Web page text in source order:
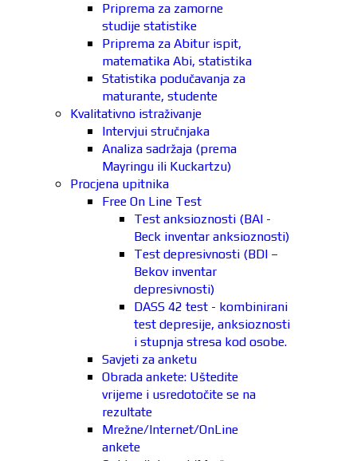
Priprema za zamorne
studije statistike
Priprema za Abitur ispit,
matematika Abi, statistika
Statistika podučavanja za
maturante, studente
Kvalitativno istraživanje
Intervjui stručnjaka
Analiza sadržaja (prema
Mayringu ili Kuckartzu)
Procjena upitnika
Free On Line Test
Test anksioznosti (BAI -
Beck inventar anksioznosti)
Test depresivnosti (BDI –
Bekov inventar
depresivnosti)
DASS 42 test - kombinirani
test depresije, anksioznosti
i stupnja stresa kod osobe.
Savjeti za anketu
Obrada ankete: Uštedite
vrijeme i usredotočite se na
rezultate
Mrežne/Internet/OnLine
ankete